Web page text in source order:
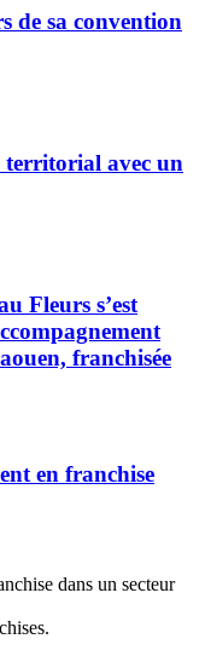
de sa convention
territorial avec un
Fleurs s’est
franchisée
en franchise
dans un secteur